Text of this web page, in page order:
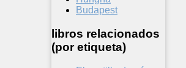
Budapest
libros relacionados
(por etiqueta)